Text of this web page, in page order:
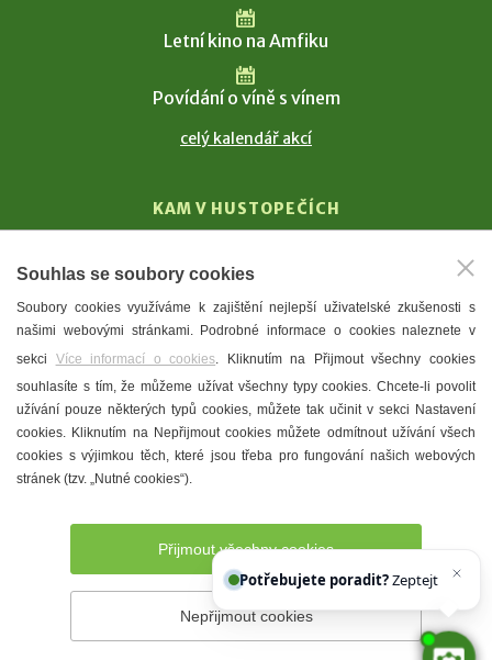
Letní kino na Amfiku
Povídání o víně s vínem
celý kalendář akcí
KAM V HUSTOPEČÍCH
T. G. Masaryk
Mandloně
Ubytování
Restaurace
Městské muzeum a galerie
Denní meníčka
Prohlášení o přístupnosti Správce webu
Souhlas se soubory cookies
Soubory cookies využíváme k zajištění nejlepší uživatelské zkušenosti s
našimi webovými stránkami. Podrobné informace o cookies naleznete v
sekci Více informací o cookies. Kliknutím na Přijmout všechny cookies
souhlasíte s tím, že můžeme užívat všechny typy cookies. Chcete-li povolit
užívání pouze některých typů cookies, můžete tak učinit v sekci Nastavení
cookies. Kliknutím na Nepřijmout cookies můžete odmítnout užívání všech
cookies s výjimkou těch, které jsou třeba pro fungování našich webových
stránek (tzv. „Nutné cookies“).
Přijmout všechny cookies
Nepřijmout cookies
Potřebujete poradit?Zeptejte se našeh